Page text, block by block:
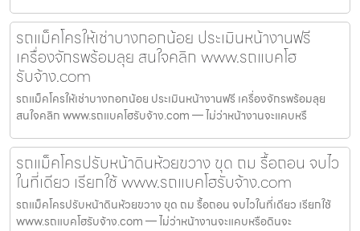
รถแม็คโครให้เช่าบางกอกน้อย ประเมินหน้างานฟรี
เครื่องจักรพร้อมลุย สนใจคลิก www.รถแบคโฮ
รับจ้าง.com
รถแม็คโครให้เช่าบางกอกน้อย ประเมินหน้างานฟรี เครื่องจักรพร้อมลุย
สนใจคลิก www.รถแบคโฮรับจ้าง.com — ไม่ว่าหน้างานจะแคบหรื
รถแม็คโครปรับหน้าดินห้วยขวาง ขุด ถม รื้อถอน จบไว
ในที่เดียว เรียกใช้ www.รถแบคโฮรับจ้าง.com
รถแม็คโครปรับหน้าดินห้วยขวาง ขุด ถม รื้อถอน จบไวในที่เดียว เรียกใช้
www.รถแบคโฮรับจ้าง.com — ไม่ว่าหน้างานจะแคบหรือดินจะ